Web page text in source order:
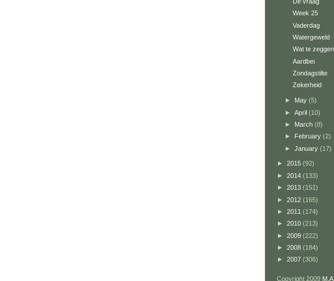
Week 25
Vaderdag
Watergeweld
Wat te zeggen
Aardbei
Zondagstilte
Zekerheid
► May (5)
► April (10)
► March (8)
►
February (2)
► January (17)
► 2015 (92)
► 2014 (133)
► 2013 (151)
► 2012 (165)
► 2011 (174)
► 2010 (213)
► 2009 (222)
► 2008 (184)
► 2007 (306)
Copyright 2009